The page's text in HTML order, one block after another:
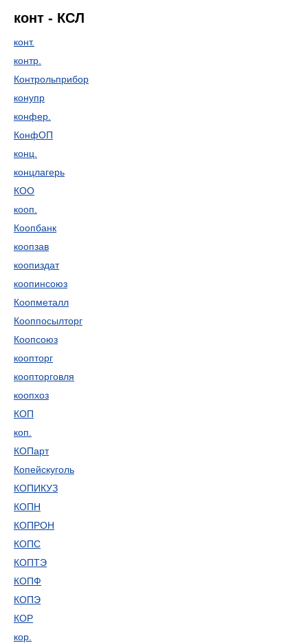
конт - КСЛ
конт.
контр.
Контрольприбор
конупр
конфер.
КонфОП
конц.
концлагерь
КОО
кооп.
Коопбанк
коопзав
коопиздат
коопинсоюз
Коопметалл
Кооппосылторг
Коопсоюз
коопторг
коопторговля
коопхоз
КОП
коп.
КОПарт
Копейскуголь
КОПИКУЗ
КОПН
КОПРОН
КОПС
КОПТЭ
КОПФ
КОПЭ
КОР
кор.